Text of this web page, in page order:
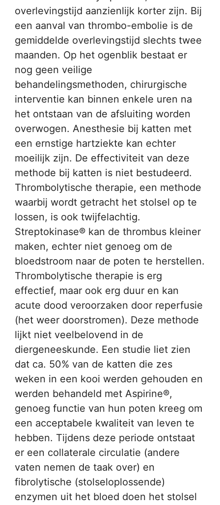
overlevingstijd aanzienlijk korter zijn. Bij
een aanval van thrombo-embolie is de
gemiddelde overlevingstijd slechts twee
maanden. Op het ogenblik bestaat er
nog geen veilige
behandelingsmethoden, chirurgische
interventie kan binnen enkele uren na
het ontstaan van de afsluiting worden
overwogen. Anesthesie bij katten met
een ernstige hartziekte kan echter
moeilijk zijn. De effectiviteit van deze
methode bij katten is niet bestudeerd.
Thrombolytische therapie, een methode
waarbij wordt getracht het stolsel op te
lossen, is ook twijfelachtig.
Streptokinase® kan de thrombus kleiner
maken, echter niet genoeg om de
bloedstroom naar de poten te herstellen.
Thrombolytische therapie is erg
effectief, maar ook erg duur en kan
acute dood veroorzaken door reperfusie
(het weer doorstromen). Deze methode
lijkt niet veelbelovend in de
diergeneeskunde. Een studie liet zien
dat ca. 50% van de katten die zes
weken in een kooi werden gehouden en
werden behandeld met Aspirine®,
genoeg functie van hun poten kreeg om
een acceptabele kwaliteit van leven te
hebben. Tijdens deze periode ontstaat
er een collaterale circulatie (andere
vaten nemen de taak over) en
fibrolytische (stolseloplossende)
enzymen uit het bloed doen het stolsel